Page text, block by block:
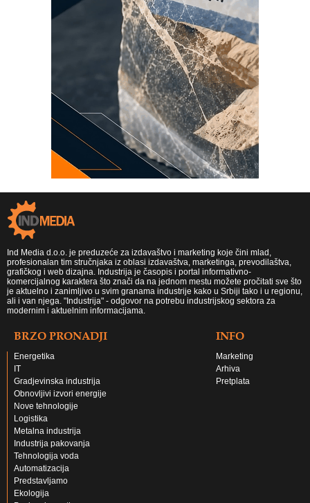
Ind Media d.o.o. je preduzeće za izdavaštvo i marketing koje čini mlad,
profesionalan tim stručnjaka iz oblasi izdavaštva, marketinga, prevodilaštva,
grafičkog i web dizajna. Industrija je časopis i portal informativno-
komercijalnog karaktera što znači da na jednom mestu možete pročitati sve što
je aktuelno i zanimljivo u svim granama industrije kako u Srbiji tako i u regionu,
ali i van njega. "Industrija" - odgovor na potrebu industrijskog sektora za
modernim i aktuelnim informacijama.
BRZO PRONADJI
Energetika
IT
Gradjevinska industrija
Obnovljivi izvori energije
Nove tehnologije
Logistika
Metalna industrija
Industrija pakovanja
Tehnologija voda
Automatizacija
Predstavljamo
Ekologija
INFO
Marketing
Arhiva
Pretplata